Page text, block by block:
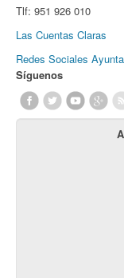
Tlf: 951 926 010
Las Cuentas Claras
Redes Sociales
Síguenos